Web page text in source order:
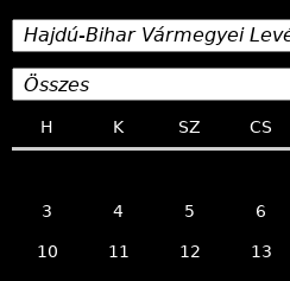
H K SZ CS
3 4 5 6
10 11 12 13